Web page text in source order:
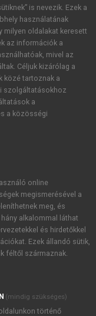
akcióiról.
tudomásul
is nevezik. Ezek a
használatának
oldalakat keresett
az információk a
mivel az
Céljuk kizárólag a
közé tartoznak a
szolgáltatásokhoz
a
a közösségi
online
megismerésével a
meg, és
alkalommal láthat
és hirdetőkkel
Ezek állandó sütik,
féltől származnak.
(mindig szükséges)
történő